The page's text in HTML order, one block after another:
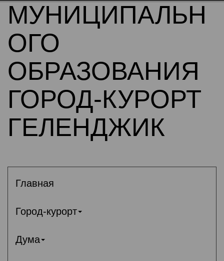
МУНИЦИПАЛЬН
ОГО
ОБРАЗОВАНИЯ
ГОРОД-КУРОРТ
ГЕЛЕНДЖИК
Главная
Город-курорт
Дума